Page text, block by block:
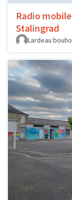
Radio
Stalingrad
Lardeau